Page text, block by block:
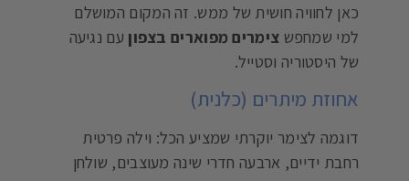
כאן לחוויה חושית של ממש. זה המקום המושלם
למי שמחפש צימרים מפוארים בצפון עם נגיעה
של היסטוריה וסטייל.
אחוזת מיתרים (כלנית)
דוגמה לצימר יוקרתי שמציע הכל: וילה פרטית
רחבת ידיים, ארבעה חדרי שינה מעוצבים, שולחן